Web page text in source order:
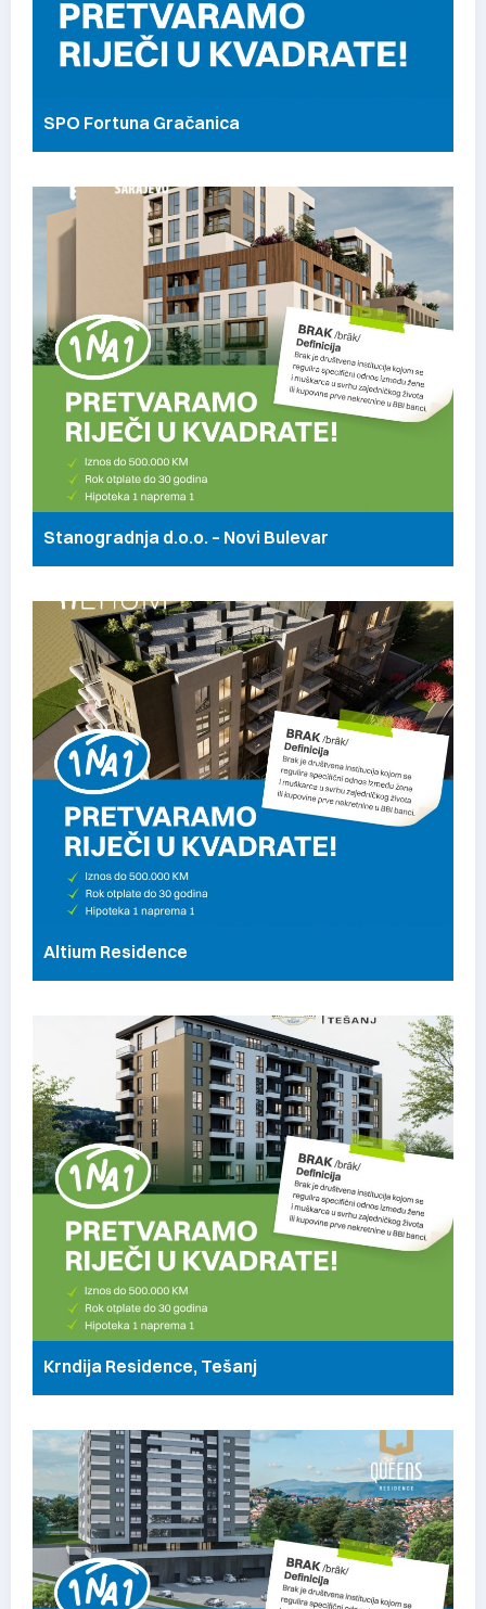
SPO Fortuna Gračanica
Stanogradnja d.o.o. – Novi Bulevar
Altium Residence
Krndija Residence, Tešanj